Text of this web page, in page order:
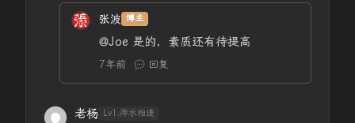
张波 博主
@Joe 是的，素质还有待提高
7年前 回复
老杨 Lv1.萍水相逢